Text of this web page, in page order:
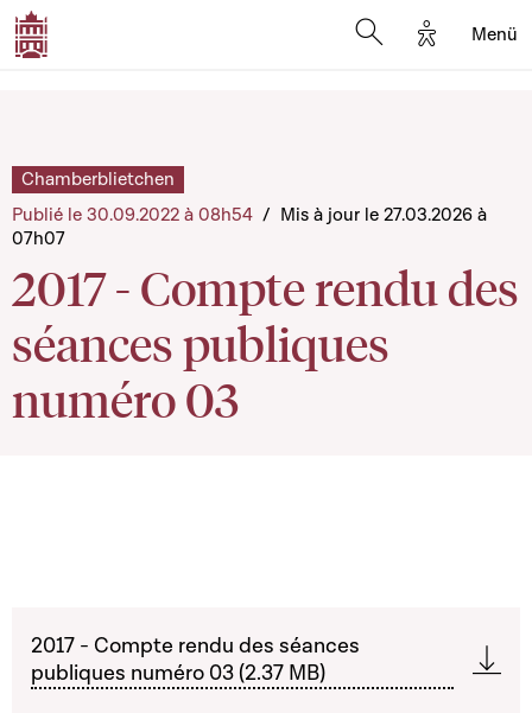
Options
Menü
2017 - Compte rendu des
séances publiques
numéro 03
Chamberblietchen
Publié le 30.09.2022 à 08h54 / Mis à jour le 27.03.2026 à
07h07
2017 - Compte rendu des séances
publiques numéro 03 (2.37 MB)